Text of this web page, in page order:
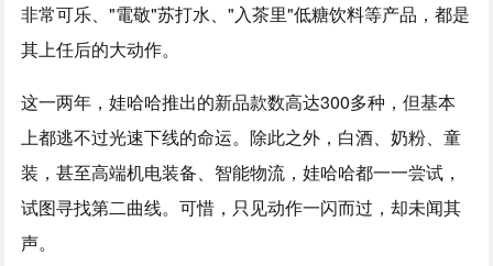
非常可乐、"電敬"苏打水、"入茶里"低糖饮料等产品，都是
其上任后的大动作。
这一两年，娃哈哈推出的新品款数高达300多种，但基本
上都逃不过光速下线的命运。除此之外，白酒、奶粉、童
装，甚至高端机电装备、智能物流，娃哈哈都一一尝试，
试图寻找第二曲线。可惜，只见动作一闪而过，却未闻其
声。